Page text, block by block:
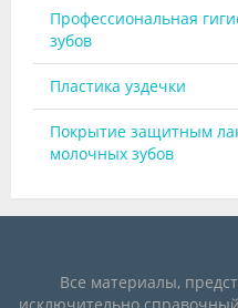
Профессиональная
зубов
Пластика уздечки
Покрытие защитным
молочных зубов
Все материалы,